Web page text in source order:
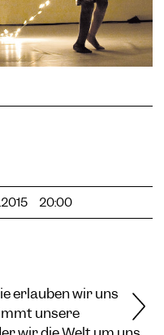
20:00
erlauben wir uns
unsere
Anbieter auf
Cookies helfen uns,
Ihre Einwilligung
unsere
Unten
Sie zulassen
Speichern